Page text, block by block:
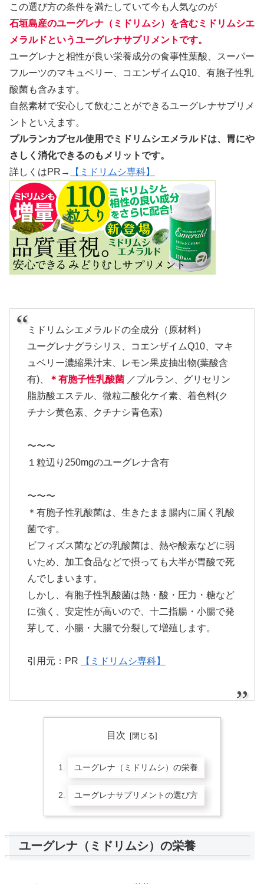
この選び方の条件を満たしていて今も人気なのが
石垣島産のユーグレナ（ミドリムシ）を含むミドリムシエ
メラルドというユーグレナサプリメントです。
ユーグレナと相性が良い栄養成分の食事性葉酸、スーパー
フルーツのマキュベリー、コエンザイムQ10、有胞子性乳
酸菌も含みます。
自然素材で安心して飲むことができるユーグレナサプリメ
ントといえます。
プルランカプセル使用でミドリムシエメラルドは、胃にや
さしく消化できるのもメリットです。
詳しくはPR→
【ミドリムシ専科】
ミドリムシエメラルドの全成分（原材料）
ユーグレナグラシリス、コエンザイムQ10、マキ
ュベリー濃縮果汁末、レモン果皮抽出物(葉酸含
有)、
＊有胞子性乳酸菌／プルラン、グリセリン
脂肪酸エステル、微粒二酸化ケイ素、着色料(ク
チナシ黄色素、クチナシ青色素)
〜〜〜
１粒辺り250mgのユーグレナ含有
〜〜〜
＊有胞子性乳酸菌は、生きたまま腸内に届く乳酸
菌です。
ビフィズス菌などの乳酸菌は、熱や酸素などに弱
いため、加工食品などで摂っても大半が胃酸で死
んでしまいます。
しかし、有胞子性乳酸菌は熱・酸・圧力・糖など
に強く、安定性が高いので、十二指腸・小腸で発
芽して、小腸・大腸で分裂して増殖します。
引用元：PR 【ミドリムシ専科】
目次
ユーグレナ（ミドリムシ）の栄養
ユーグレナサプリメントの選び方
ユーグレナ（ミドリムシ）の栄養